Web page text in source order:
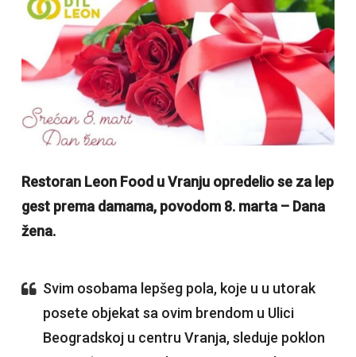
Restoran Leon Food u Vranju opredelio se za lep
gest prema damama, povodom 8. marta – Dana
žena.
Svim osobama lepšeg pola, koje u u utorak
posete objekat sa ovim brendom u Ulici
Beogradskoj u centru Vranja, sleduje poklon